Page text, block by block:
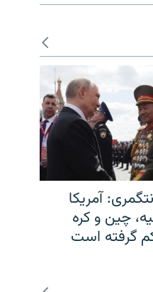
آمریکا
چین و کره
گرفته است